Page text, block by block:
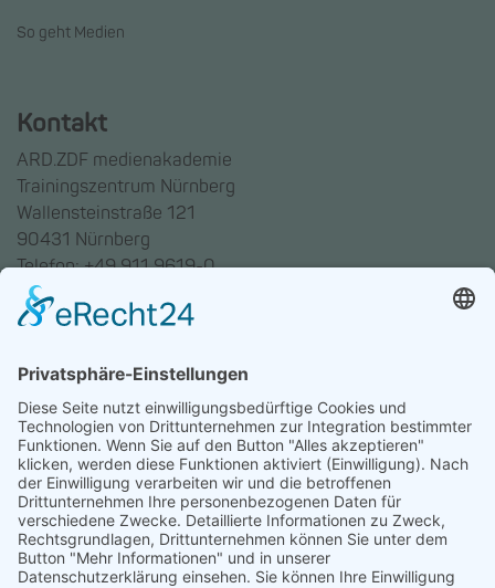
So geht Medien
Kontakt
ARD.ZDF medienakademie
Trainingszentrum Nürnberg
Wallensteinstraße 121
90431 Nürnberg
Telefon: +49 911 9619-0
Trainingszentrum Hannover
30169 Hannover
Telefon: +49 511 123598-531
AGB